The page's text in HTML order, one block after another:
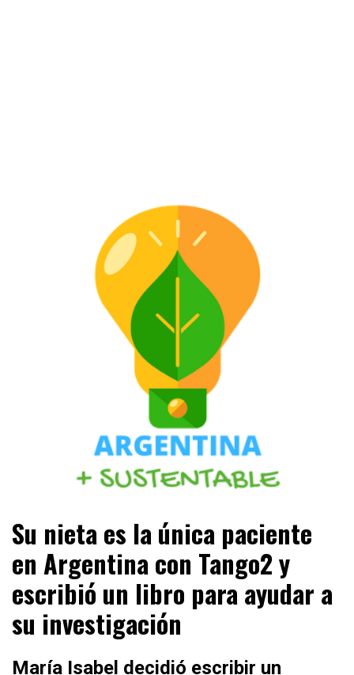
ARGENTINA + SUSTENTABLE
+ENERGÍAS RENOVABLES +RESPONSABLE
SOCIALMENTE +PERIODISMO AUTÉNTICO
Su nieta es la única paciente
en Argentina con Tango2 y
escribió un libro para ayudar a
su investigación
María Isabel decidió escribir un